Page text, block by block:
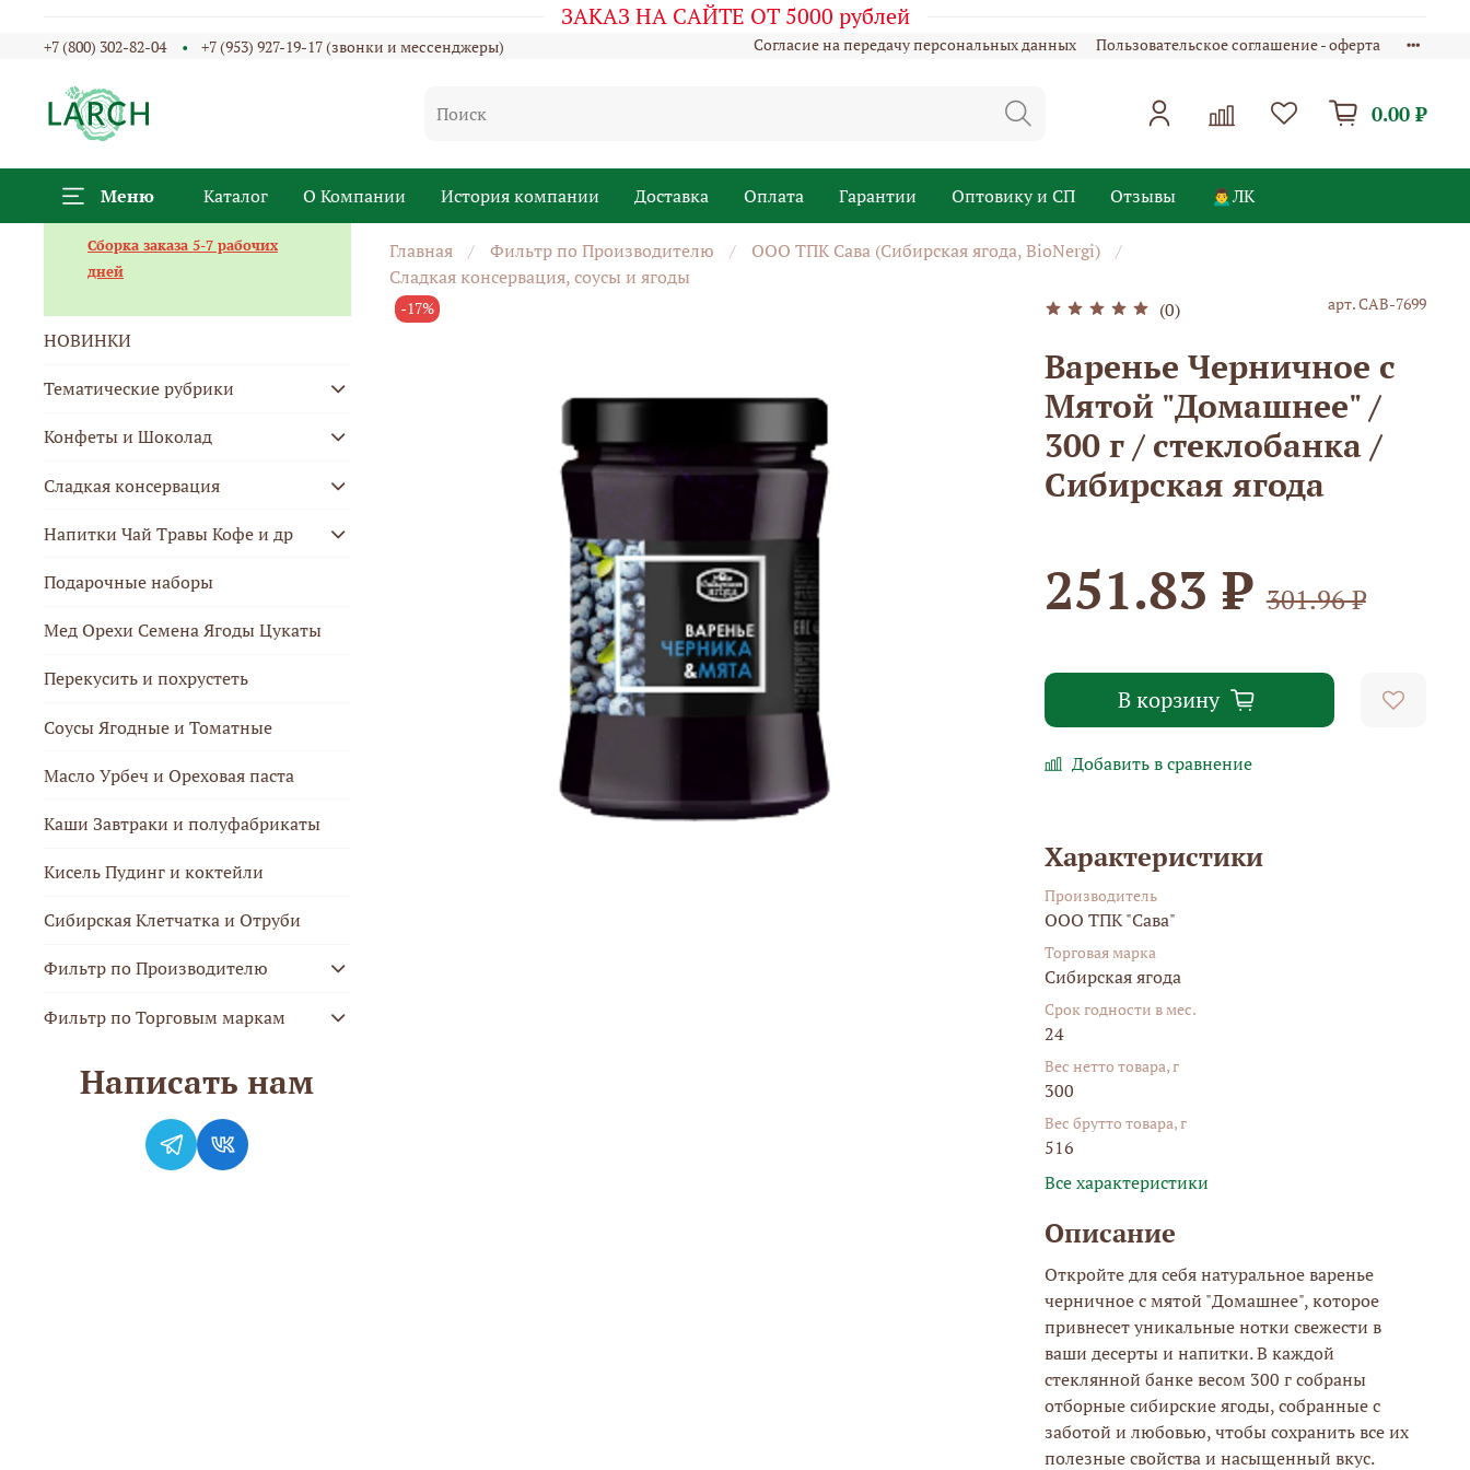
ЗАКАЗ НА САЙТЕ ОТ 5000 рублей
Согласие на передачу персональных данных Пользовательское соглашение - оферта
+7 (800) 302-82-04 +7 (953) 927-19-17 (звонки и мессенджеры)
0.00 ₽
Меню Каталог О Компании История компании Доставка Оплата Гарантии Оптовику и СП Отзывы 🙍‍♂️ЛК
Главная Фильтр по Производителю
ООО ТПК Сава (Сибирская ягода, BioNergi)
Сладкая консервация, соусы и ягоды
-17% (0) арт.САВ-7699
Варенье Черничное с
Мятой "Домашнее" /
300 г / стеклобанка /
Сибирская ягода
251.83 ₽ 301.96 ₽
В корзину
Добавить в сравнение
Характеристики
Производитель
ООО ТПК "Сава"
Торговая марка
Сибирская ягода
Срок годности в мес.
24
Вес нетто товара, г
300
Вес брутто товара, г
516
Все характеристики
Описание
Откройте для себя натуральное варенье
черничное с мятой "Домашнее", которое
привнесет уникальные нотки свежести в
ваши десерты и напитки. В каждой
стеклянной банке весом 300 г собраны
отборные сибирские ягоды, собранные с
заботой и любовью, чтобы сохранить все их
полезные свойства и насыщенный вкус.
Сборка заказа 5-7 рабочих
дней
НОВИНКИ
Тематические рубрики
Конфеты и Шоколад
Сладкая консервация
Напитки Чай Травы Кофе и др
Подарочные наборы
Мед Орехи Семена Ягоды Цукаты
Перекусить и похрустеть
Соусы Ягодные и Томатные
Масло Урбеч и Ореховая паста
Каши Завтраки и полуфабрикаты
Кисель Пудинг и коктейли
Сибирская Клетчатка и Отруби
Фильтр по Производителю
Фильтр по Торговым маркам
Написать нам